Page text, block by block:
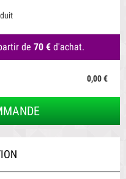
de 70 €d'achat.
0,00 €